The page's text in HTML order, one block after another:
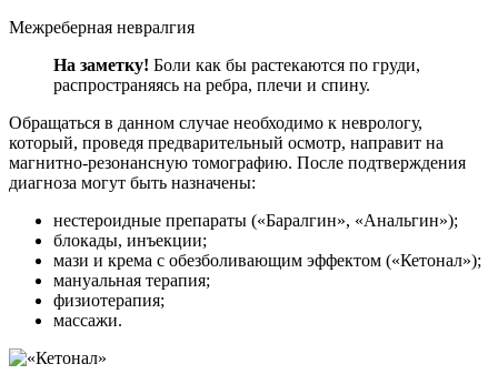
Межреберная невралгия
На заметку! Боли как бы растекаются по груди,
распространяясь на ребра, плечи и спину.
Обращаться в данном случае необходимо к неврологу,
который, проведя предварительный осмотр, направит на
магнитно-резонансную томографию. После подтверждения
диагноза могут быть назначены:
нестероидные препараты («Баралгин», «Анальгин»);
блокады, инъекции;
мази и крема с обезболивающим эффектом («Кетонал»);
мануальная терапия;
физиотерапия;
массажи.